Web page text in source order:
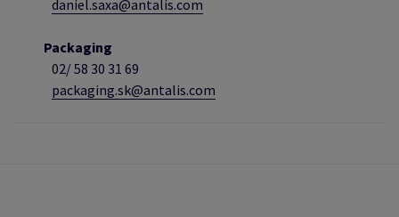
daniel.saxa@antalis.com
Packaging
02/58 30 31 69
packaging.sk@antalis.com